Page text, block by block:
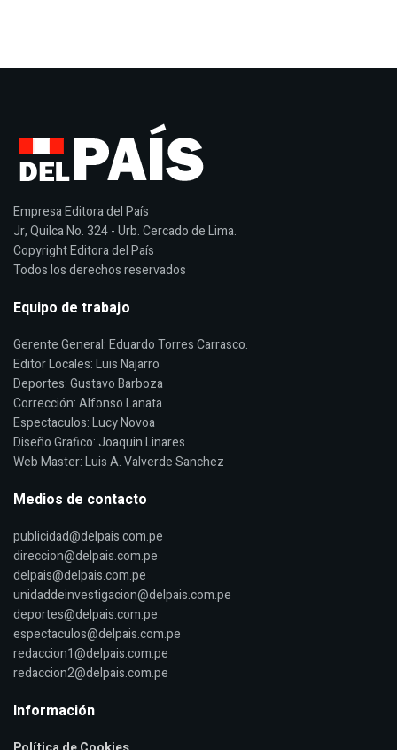
Empresa Editora del País
Jr, Quilca No. 324 - Urb. Cercado de Lima.
Copyright Editora del País
Todos los derechos reservados
Equipo de trabajo
Gerente General: Eduardo Torres Carrasco.
Editor Locales: Luis Najarro
Deportes: Gustavo Barboza
Corrección: Alfonso Lanata
Espectaculos: Lucy Novoa
Diseño Grafico: Joaquin Linares
Web Master: Luis A. Valverde Sanchez
Medios de contacto
publicidad@delpais.com.pe
direccion@delpais.com.pe
delpais@delpais.com.pe
unidaddeinvestigacion@delpais.com.pe
deportes@delpais.com.pe
espectaculos@delpais.com.pe
redaccion1@delpais.com.pe
redaccion2@delpais.com.pe
Información